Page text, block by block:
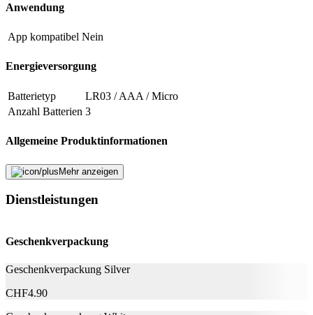
Anwendung
App kompatibel Nein
Energieversorgung
Batterietyp
LR03 / AAA / Micro
Anzahl Batterien 3
Allgemeine Produktinformationen
Farbe
Schwarz
Abschaltautomatik Ja
Technische Daten
Mehr anzeigen
Dienstleistungen
Geschenkverpackung
Geschenkverpackung Silver
CHF4.90